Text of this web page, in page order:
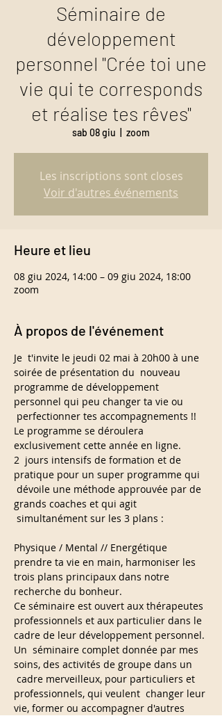
Séminaire de
développement
personnel "Crée toi une
vie qui te corresponds
et réalise tes rêves"
sab 08 giu zoom
Les inscriptions sont closes
Voir d'autres événements
Heure et lieu
08 giu 2024, 14:00 – 09 giu 2024, 18:00
zoom
À propos de l'événement
Je  t'invite le jeudi 02 mai à 20h00 à une
soirée de présentation du  nouveau
programme de développement
personnel qui peu changer ta vie ou
perfectionner tes accompagnements !!
Le programme se déroulera
exclusivement cette année en ligne.
2  jours intensifs de formation et de
pratique pour un super programme qui
dévoile une méthode approuvée par de
grands coaches et qui agit
simultanément sur les 3 plans :
Physique / Mental // Energétique
prendre ta vie en main, harmoniser les
trois plans principaux dans notre
recherche du bonheur.
Ce séminaire est ouvert aux thérapeutes
professionnels et aux particulier dans le
cadre de leur développement personnel.
Un  séminaire complet donnée par mes
soins, des activités de groupe dans un
cadre merveilleux, pour particuliers et
professionnels, qui veulent  changer leur
vie, former ou accompagner d'autres